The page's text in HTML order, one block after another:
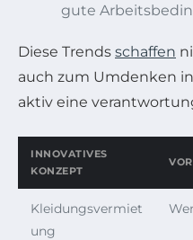
gute
Diese Trends schaffen
auch zum Umdenken
aktiv eine
INNOVATIVES
KONZEPT
Kleidungsvermiet
ung